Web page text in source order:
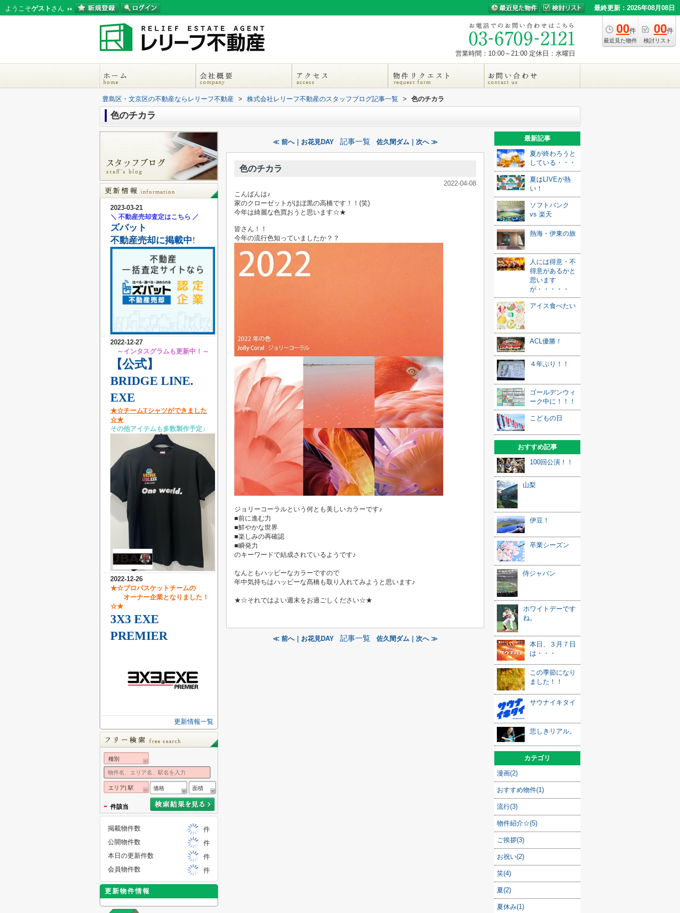
ようこそゲスト さん 最終更新：2026年08月08日
00件
最近見た物件
00件
検討リスト
営業時間：10:00～21:00 定休日：水曜日
豊島区・文京区の不動産ならレリーフ不動産 > 株式会社レリーフ不動産のスタッフブログ記事一覧 > 色のチカラ
色のチカラ
≪ 前へ｜お花見DAY 記事一覧 佐久間ダム｜次へ ≫
色のチカラ
2022-04-08
こんばんは♪
家のクローゼットがほぼ黒の高橋です！！(笑)
今年は綺麗な色買おうと思います☆★
皆さん！！
今年の流行色知っていましたか？？
ジョリーコーラルという何とも美しいカラーです♪
■前に進む力
■鮮やかな世界
■楽しみの再確認
■瞬発力
のキーワードで結成されているようです♪
なんともハッピーなカラーですので
年中気持ちはハッピーな髙橋も取り入れてみようと思います♪
★☆それではよい週末をお過ごしください☆★
≪ 前へ｜お花見DAY 記事一覧 佐久間ダム｜次へ ≫
最新記事
夏が終わろうと
している・・・
夏はLIVEが熱
い！
ソフトバンク
vs 楽天
熱海・伊東の旅
人には得意・不
得意があるかと
思います
が・・・・・
アイス食べたい
ACL優勝！
４年ぶり！！
ゴールデンウィ
ーク中に！！！
こどもの日
おすすめ記事
100回公演！！
山梨
伊豆！
卒業シーズン
侍ジャパン
ホワイトデーです
ね。
本日、３月７日
は・・・
この季節になり
ました！！
サウナイキタイ
悲しきリアル。
カテゴリ
漫画(2)
おすすめ物件(1)
流行(3)
物件紹介☆(5)
ご挨拶(3)
お祝い(2)
笑(4)
夏(2)
夏休み(1)
2023-03-21
＼ 不動産売却査定はこちら ／
ズバット
不動産売却に掲載中!
2022-12-27
～インタスグラムも更新中！～
【公式】
BRIDGE LINE.
EXE
★☆チームTシャツができました
☆★
その他アイテムも多数製作予定♪
2022-12-26
★☆プロバスケットチームの
オーナー企業となりました！
☆★
3X3 EXE
PREMIER
更新情報一覧
種別
エリア| 駅 価格 面積
- 件該当
掲載物件数
件
公開物件数
件
本日の更新件数
件
会員物件数
件
更新物件情報